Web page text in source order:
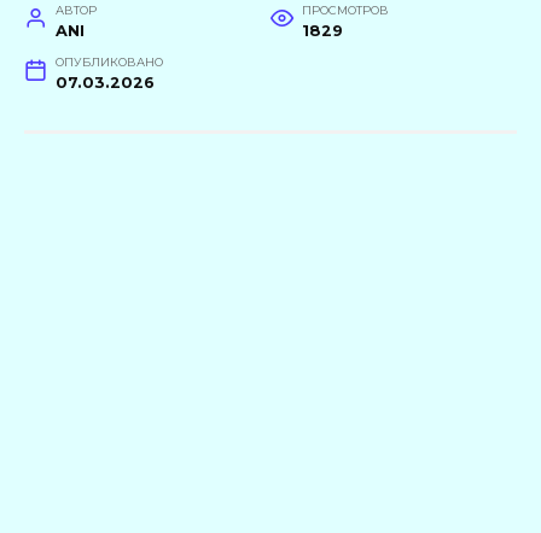
АВТОР
ANI
ПРОСМОТРОВ
1829
ОПУБЛИКОВАНО
07.03.2026